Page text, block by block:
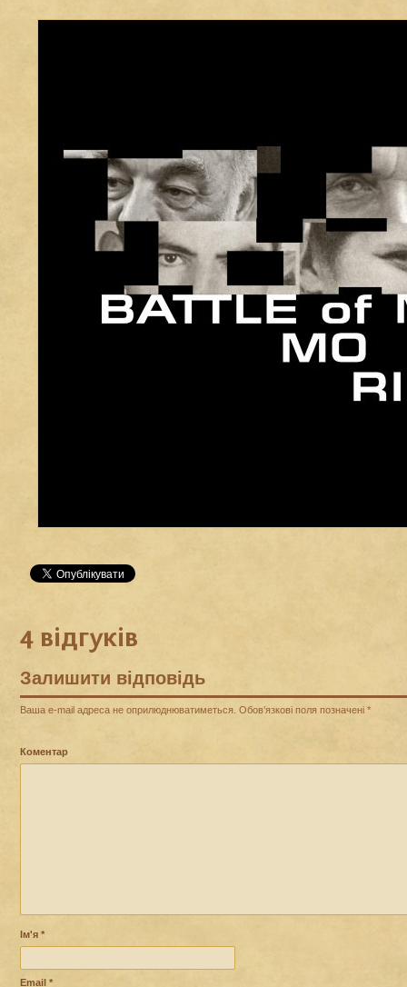
4 відгуків
Залишити відповідь
Ваша e-mail адреса не оприлюднюватиметься. Обов’язкові поля позначені *
Коментар
Ім'я *
Email *